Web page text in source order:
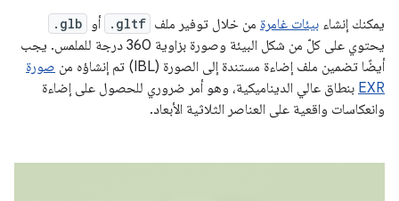
يمكنك إنشاء بيئات غامرة من خلال توفير ملف .gltf أو .glb
يحتوي على كلّ من شكل البيئة وصورة بزاوية 360 درجة للملمس. يجب
أيضًا تضمين ملف إضاءة مستندة إلى الصورة (IBL) تم إنشاؤه من
صورة
EXR بنطاق عالي الديناميكية، وهو أمر ضروري للحصول على إضاءة
وانعكاسات واقعية على العناصر الثلاثية الأبعاد.